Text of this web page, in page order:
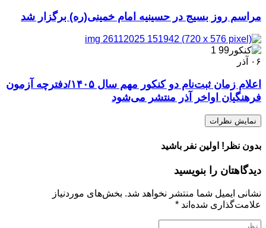
مراسم روز بسیج در حسینیه امام خمینی(ره) برگزار شد
۰۶ آذر
اعلام زمان ثبت‌نام دو کنکور مهم سال ۱۴۰۵/دفترچه آزمون
فرهنگیان اواخر آذر منتشر می‌شود
نمایش نظرات
بدون نظر! اولین نفر باشید
دیدگاهتان را بنویسید
نشانی ایمیل شما منتشر نخواهد شد. بخش‌های موردنیاز
علامت‌گذاری شده‌اند *